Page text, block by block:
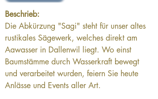
Beschrieb:
Die Abkürzung "Sagi" steht für unser altes
rustikales Sägewerk, welches direkt am
Aawasser in Dallenwil liegt. Wo einst
Baumstämme durch Wasserkraft bewegt
und verarbeitet wurden, feiern Sie heute
Anlässe und Events aller Art.